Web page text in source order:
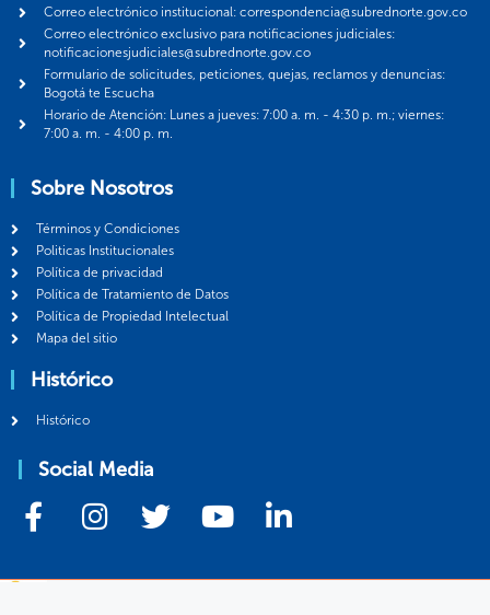
Correo electrónico institucional: correspondencia@subrednorte.gov.co
Correo electrónico exclusivo para notificaciones judiciales:
notificacionesjudiciales@subrednorte.gov.co
Formulario de solicitudes, peticiones, quejas, reclamos y denuncias:
Bogotá te Escucha
Horario de Atención: Lunes a jueves: 7:00 a. m. - 4:30 p. m.; viernes:
7:00 a. m. - 4:00 p. m.
Sobre Nosotros
Términos y Condiciones
Politicas Institucionales
Política de privacidad
Política de Tratamiento de Datos
Política de Propiedad Intelectual
Mapa del sitio
Histórico
Histórico
Social Media